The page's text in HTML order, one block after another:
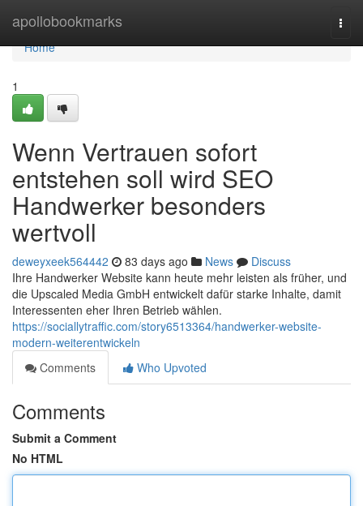
apollobookmarks
Home
Home
1
Wenn Vertrauen sofort
entstehen soll wird SEO
Handwerker besonders
wertvoll
deweyxeek564442 83 days ago News
Discuss
Ihre Handwerker Website kann heute mehr leisten als früher, und
die Upscaled Media GmbH entwickelt dafür starke Inhalte, damit
Interessenten eher Ihren Betrieb wählen.
https://sociallytraffic.com/story6513364/handwerker-website-
modern-weiterentwickeln
Comments
Who Upvoted
Comments
Submit a Comment
No HTML